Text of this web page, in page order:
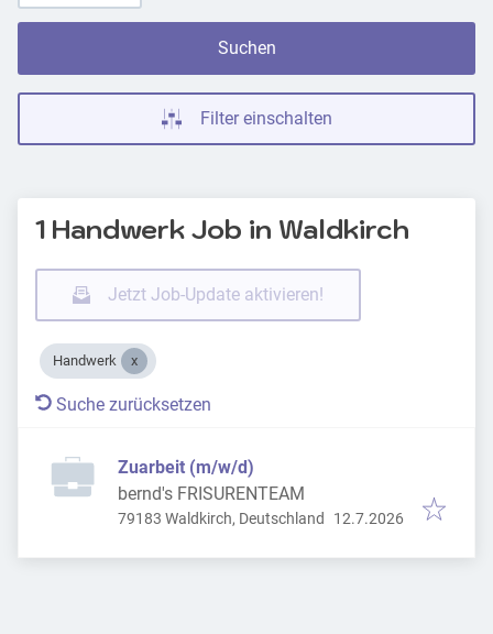
Suchen
Filter einschalten
1 Handwerk Job in Waldkirch
Jetzt Job-Update aktivieren!
Handwerk
Suche zurücksetzen
Zuarbeit (m/w/d)
bernd's FRISURENTEAM
79183 Waldkirch, Deutschland Veröffentlicht :
12.7.2026